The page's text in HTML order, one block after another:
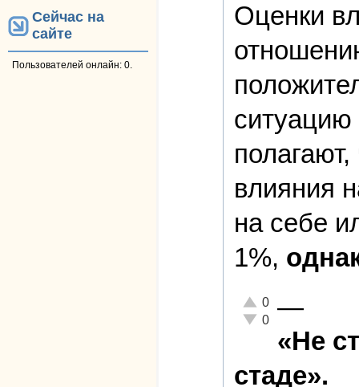
Сейчас на
сайте
Пользователей онлайн: 0.
Оценки
влияния
на себе
1%,
Отлично!
0
Неадекватно!
0 —
«Не
стаде».